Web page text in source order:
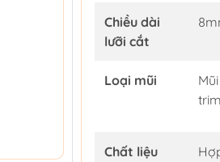
Chiều dài
lưỡi cắt
Loại mũi
Chất liệu